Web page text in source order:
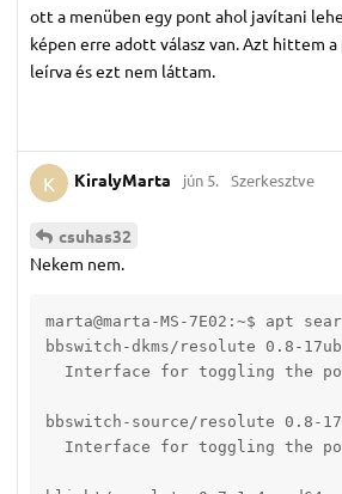
ott a menüben egy pont ahol javítani
képen erre adott válasz van. Azt hittem a
leírva és ezt nem láttam.
K KiralyMarta jún 5. Szerkesztve
csuhas32
Nekem nem.
marta@marta-MS-7E02:~$ apt
bbswitch-dkms/resolute 0.8-
Interface for toggling the
bbswitch-source/resolute 0.8-
Interface for toggling the